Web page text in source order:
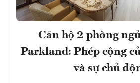
Căn hộ 2 phòng
Parkland: Phép cộng
và sự chủ